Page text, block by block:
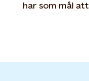
har som mål